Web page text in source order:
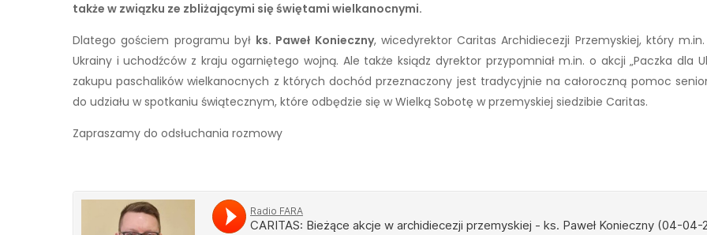
także w związku ze zbliżającymi się świętami wielkanocnymi.
Dlatego gościem programu był ks. Paweł Konieczny, wicedyrektor Caritas Archidiecezji Przemyskiej, który
Ukrainy i uchodźców z kraju ogarniętego wojną. Ale także ksiądz dyrektor przypomniał m.in. o akcji „Paczka dla
zakupu paschalików wielkanocnych z których dochód przeznaczony jest tradycyjnie na całoroczną pomoc
do udziału w spotkaniu świątecznym, które odbędzie się w Wielką Sobotę w przemyskiej siedzibie Caritas.
Zapraszamy do odsłuchania rozmowy